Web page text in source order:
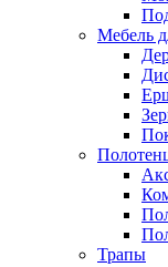
Мебель
Трапы